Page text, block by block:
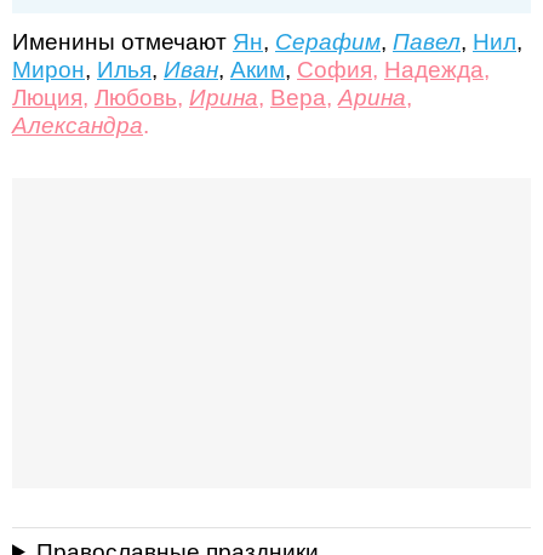
Именины отмечают Ян, Серафим, Павел, Нил,
Мирон, Илья, Иван, Аким, София, Надежда,
Люция, Любовь, Ирина, Вера, Арина,
Александра.